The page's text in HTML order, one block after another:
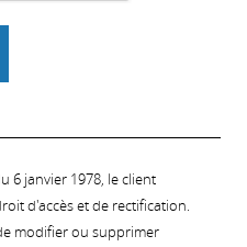
6 janvier 1978, le client
d'accès et de rectification.
modifier ou supprimer